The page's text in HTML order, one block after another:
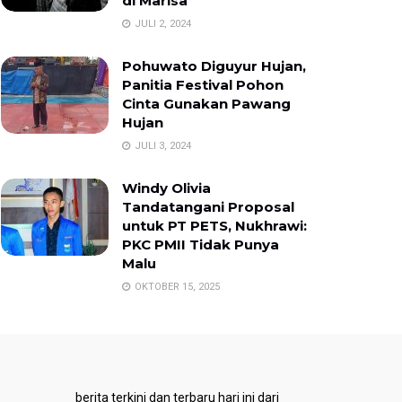
JULI 2, 2024
Pohuwato Diguyur Hujan,
Panitia Festival Pohon
Cinta Gunakan Pawang
Hujan
JULI 3, 2024
Windy Olivia
Tandatangani Proposal
untuk PT PETS, Nukhrawi:
PKC PMII Tidak Punya
Malu
OKTOBER 15, 2025
berita terkini dan terbaru hari ini dari